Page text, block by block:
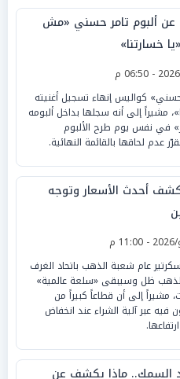
ألبوم تامر حسني «مش
خسارتنا»
كواليس إنهاء تسجيل أغنيته
مشيراً إلى أنه سجلها بداخل ألبومه
في نفس يوم طرح الألبوم
عدم لحاقها بالقائمة النهائية.
أحدث الأسعار وتوجه
عام شعبة الذهب باتحاد الغرف
الذهب ظل وسيبقى «سلعة عالمية»
مشيراً إلى أن قطاعاً كبيراً من
فيه عبر آلية الشراء عند انخفاض
السمك.. ماذا يكشف عن